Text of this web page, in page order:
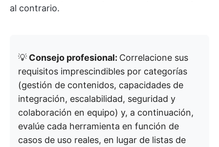
al contrario.
💡 Consejo profesional: Correlacione sus
requisitos imprescindibles por categorías
(gestión de contenidos, capacidades de
integración, escalabilidad, seguridad y
colaboración en equipo) y, a continuación,
evalúe cada herramienta en función de
casos de uso reales, en lugar de listas de